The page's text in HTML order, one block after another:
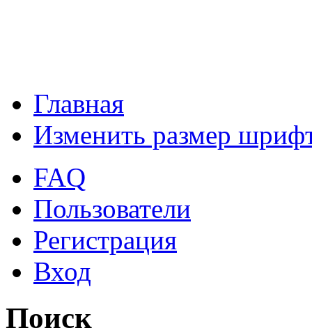
Главная
Изменить размер
FAQ
Пользователи
Регистрация
Вход
Поиск